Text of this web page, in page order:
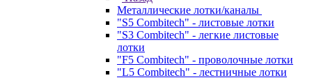
Металлические лотки/каналы
"S5 Combitech" - листовые лотки
"S3 Combitech" - легкие листовые
лотки
"F5 Combitech" - проволочные лотки
"L5 Combitech" - лестничные лотки